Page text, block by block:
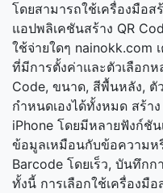
โดยสามารถใช้เครื่องมือส
แอปพลิเคชันสร้าง QR
ใช้จ่ายใดๆ nainokk.com
ที่มีการตั้งค่าและตัวเลือก
Code, ขนาด, สีพื้นหลัง,
กำหนดเองได้ทั้งหมด สร้า
iPhone โดยมีหลายฟังก์ชั
ข้อมูลเหมือนกับข้อความห
Barcode โดยเร็ว, บันทึก
ทั้งนี้ การเลือกใช้เครื่องมื